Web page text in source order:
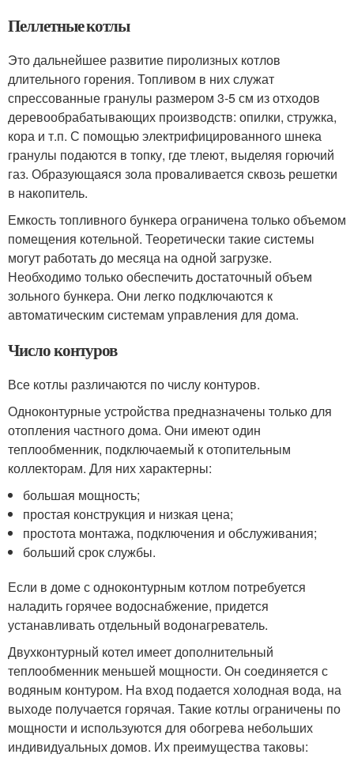
Пеллетные котлы
Это дальнейшее развитие пиролизных котлов
длительного горения. Топливом в них служат
спрессованные гранулы размером 3-5 см из отходов
деревообрабатывающих производств: опилки, стружка,
кора и т.п. С помощью электрифицированного шнека
гранулы подаются в топку, где тлеют, выделяя горючий
газ. Образующаяся зола проваливается сквозь решетки
в накопитель.
Емкость топливного бункера ограничена только объемом
помещения котельной. Теоретически такие системы
могут работать до месяца на одной загрузке.
Необходимо только обеспечить достаточный объем
зольного бункера. Они легко подключаются к
автоматическим системам управления для дома.
Число контуров
Все котлы различаются по числу контуров.
Одноконтурные устройства предназначены только для
отопления частного дома. Они имеют один
теплообменник, подключаемый к отопительным
коллекторам. Для них характерны:
большая мощность;
простая конструкция и низкая цена;
простота монтажа, подключения и обслуживания;
больший срок службы.
Если в доме с одноконтурным котлом потребуется
наладить горячее водоснабжение, придется
устанавливать отдельный водонагреватель.
Двухконтурный котел имеет дополнительный
теплообменник меньшей мощности. Он соединяется с
водяным контуром. На вход подается холодная вода, на
выходе получается горячая. Такие котлы ограничены по
мощности и используются для обогрева небольших
индивидуальных домов. Их преимущества таковы: